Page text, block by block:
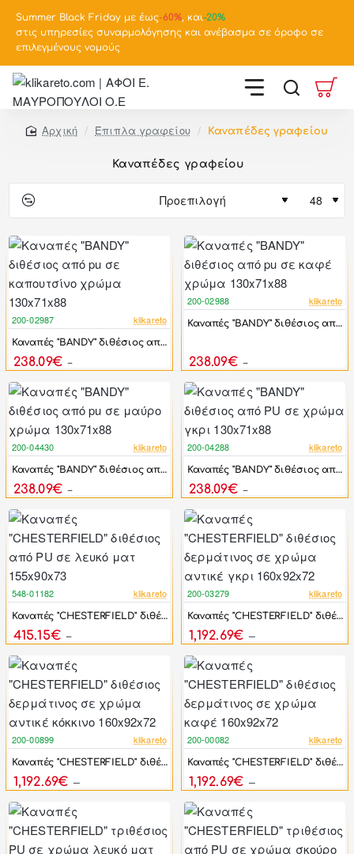
Summer Black Friday με έως-60%, και-20%
στις υπηρεσίες συναρμολόγησης και ανέβασμα σε όροφο σε
επιλεγμένους νομούς
home
Έπιπλα γραφείου Καναπέδες γραφείου
Καναπέδες γραφείου
-46%
200-02987 klikareto
Καναπές "BANDY" διθέσιος από pu σε καπουτσίνο χρώμα 130x71x88
238.09€
-46%
200-02988 klikareto
Καναπές "BANDY" διθέσιος από pu σε καφέ χρώμα 130x71x88
238.09€
-46%
200-04430 klikareto
Καναπές "BANDY" διθέσιος από pu σε μαύρο χρώμα 130x71x88
238.09€
-46%
200-04288 klikareto
Καναπές "BANDY" διθέσιος από PU σε χρώμα γκρι 130x71x88
238.09€
-44%
548-01182 klikareto
Καναπές "CHESTERFIELD" διθέσιος από PU σε λευκό ματ 155x90x73
415.15€
-46%
200-03279 klikareto
Καναπές "CHESTERFIELD" διθέσιος δερμάτινος σε χρώμα αντικέ γκρι 160x92x72
1,192.69€
-46%
200-00899 klikareto
Καναπές "CHESTERFIELD" διθέσιος δερμάτινος σε χρώμα αντικέ κόκκινο 160x92x72
1,192.69€
-46%
200-00082 klikareto
Καναπές "CHESTERFIELD" διθέσιος δερμάτινος σε χρώμα καφέ 160x92x72
1,192.69€